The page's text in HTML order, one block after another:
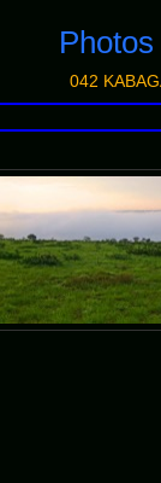
042